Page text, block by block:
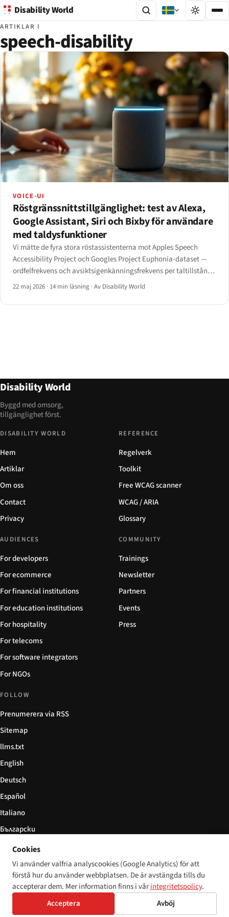
Disability World
ARTIKLAR I
speech-disability
VOICE-UI
Röstgränssnittstillgänglighet: test av Alexa,
Google Assistant, Siri och Bixby för användare
med taldysfunktioner
Vi mätte de fyra stora röstassistenterna mot Apples Speech
Accessibility Project och Googles Project Euphonia-dataset —
ordfelfrekvens och avsiktsigenkänningsfrekvens per taltillstånd.
Här är matrisen, de personanpassningsfunktioner som påverkar
22 maj 2026 · 14 min läsning ·Av Disability World
Disability World
Byggd med omsorg,
tillgänglighet först.
DISABILITY WORLD
Hem
Artiklar
Om oss
Contact
Privacy
REFERENCE
Regelverk
Toolkit
Free WCAG scanner
WCAG / ARIA
Glossary
AUDIENCES
For developers
For ecommerce
For financial institutions
For education institutions
For hospitality
For telecoms
For software integrators
For NGOs
COMMUNITY
Trainings
Newsletter
Partners
Events
Press
FOLLOW
Prenumerera via RSS
Sitemap
llms.txt
English
Deutsch
Español
Italiano
Български
简体中文
© 2026 Disability World. Alla rättigheter förbehållna. Cookie settings
DeutschEspañol 简体中文Polski
Cookies
Vi använder valfria analyscookies (Google Analytics) för att
förstå hur du använder webbplatsen. De är avstängda tills du
accepterar dem. Mer information finns i vårintegritetspolicy.
Acceptera
Avböj